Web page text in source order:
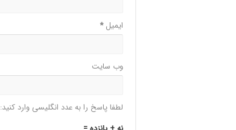
ایمیل*
وب‌ سایت
لطفا پاسخ را به عدد انگلیسی وارد کنید: